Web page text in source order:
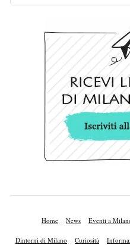
Home News Eventi a
Dintorni di Milano Curiosità